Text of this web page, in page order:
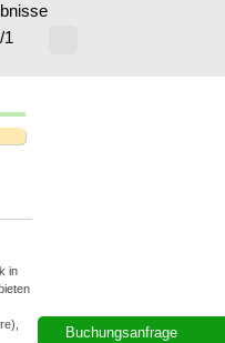
1
Buchungsanfrage
in